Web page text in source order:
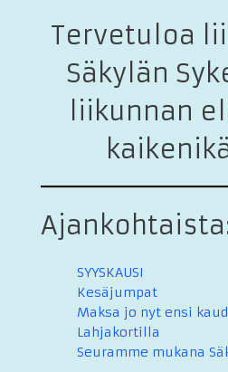
Tervetuloa
Säkylän
liikunnan
SYYSKAUSI
Kesäjumpat
Maksa jo nyt ensi
Lahjakortilla
Seuramme mukana